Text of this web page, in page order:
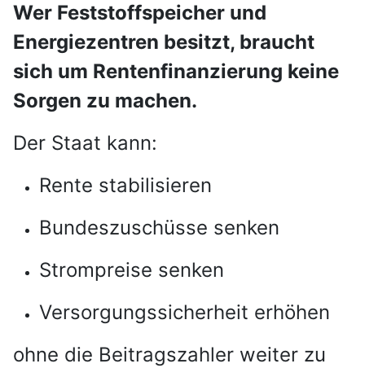
Wer Feststoffspeicher und
Energiezentren besitzt, braucht
sich um Rentenfinanzierung keine
Sorgen zu machen.
Der Staat kann:
Rente stabilisieren
Bundeszuschüsse senken
Strompreise senken
Versorgungssicherheit erhöhen
ohne die Beitragszahler weiter zu